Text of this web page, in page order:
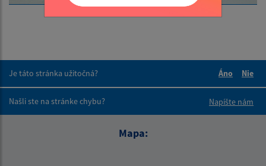
Je táto stránka užitočná?
Áno
Nie
Našli ste na stránke chybu?
Napíšte nám
Mapa: